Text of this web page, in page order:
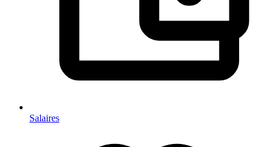
Salaires